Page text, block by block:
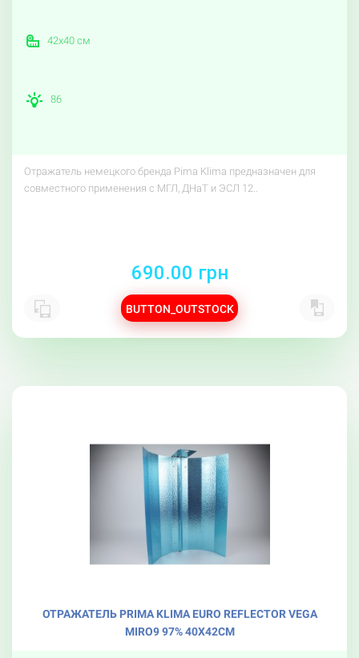
42х40 см
86
Отражатель немецкого бренда Pima Klima предназначен для
совместного применения с МГЛ, ДНаТ и ЭСЛ 12..
690.00 грн
BUTTON_OUTSTOCK
ОТРАЖАТЕЛЬ PRIMA KLIMA EURO REFLECTOR VEGA
MIRO9 97% 40X42СМ